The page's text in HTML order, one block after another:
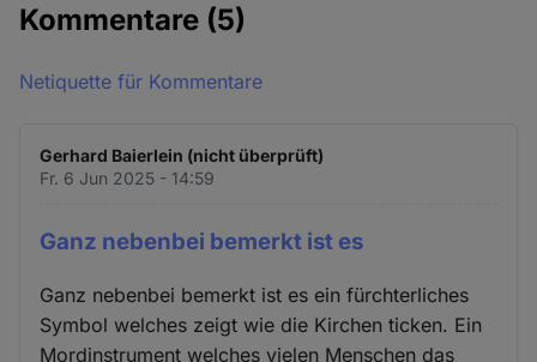
Kommentare (5)
Netiquette für Kommentare
Gerhard Baierlein (nicht überprüft)
Fr. 6 Jun 2025 - 14:59
Ganz nebenbei bemerkt ist es
Ganz nebenbei bemerkt ist es ein fürchterliches
Symbol welches zeigt wie die Kirchen ticken. Ein
Mordinstrument welches vielen Menschen das